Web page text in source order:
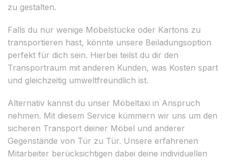
zu gestalten.
Falls du nur wenige Möbelstücke oder Kartons zu
transportieren hast, könnte unsere Beiladungsoption
perfekt für dich sein. Hierbei teilst du dir den
Transportraum mit anderen Kunden, was Kosten spart
und gleichzeitig umweltfreundlich ist.
Alternativ kannst du unser Möbeltaxi in Anspruch
nehmen. Mit diesem Service kümmern wir uns um den
sicheren Transport deiner Möbel und anderer
Gegenstände von Tür zu Tür. Unsere erfahrenen
Mitarbeiter berücksichtigen dabei deine individuellen